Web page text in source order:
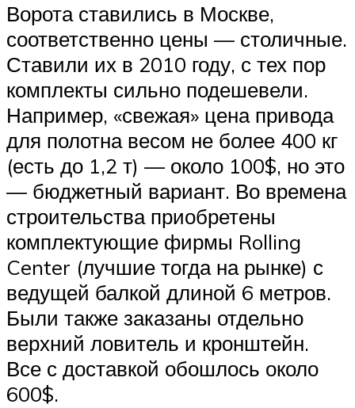
Ворота ставились в Москве,
соответственно цены — столичные.
Ставили их в 2010 году, с тех пор
комплекты сильно подешевели.
Например, «свежая» цена привода
для полотна весом не более 400 кг
(есть до 1,2 т) — около 100$, но это
— бюджетный вариант. Во времена
строительства приобретены
комплектующие фирмы Rolling
Center (лучшие тогда на рынке) с
ведущей балкой длиной 6 метров.
Были также заказаны отдельно
верхний ловитель и кронштейн.
Все с доставкой обошлось около
600$.